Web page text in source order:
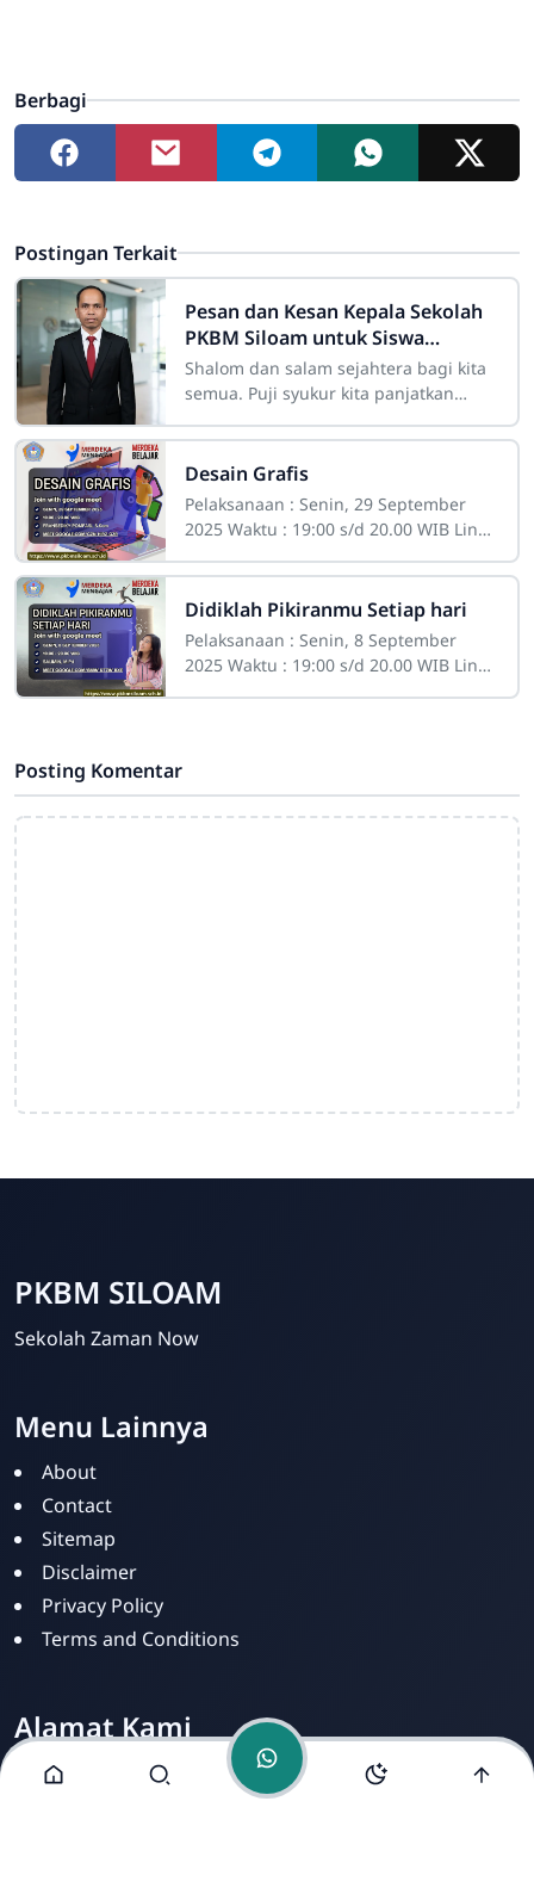
Berbagi
Postingan Terkait
Pesan dan Kesan Kepala Sekolah
PKBM Siloam untuk Siswa
Lulusan Paket A, Paket B serta
Paket C Tahun Pelajaran 2025-
Shalom dan salam sejahtera bagi kita
semua. Puji syukur kita panjatkan
penyertaan dan kasih-Nya sehingga
Desain Grafis
Pelaksanaan : Senin, 29 September
2025 Waktu : 19:00 s/d 20.00 WIB Link :
Didiklah Pikiranmu Setiap hari
Pelaksanaan : Senin, 8 September
2025 Waktu : 19:00 s/d 20.00 WIB Link :
Posting Komentar
PKBM SILOAM
Sekolah Zaman Now
Menu Lainnya
About
Contact
Sitemap
Disclaimer
Privacy Policy
Terms and Conditions
Alamat Kami
Jl. Dusun Mengkirai II, RT 02, Desa Mengkirai,
Kecamatan kayan Hilir, Kabupaten Sintang, Provinsi